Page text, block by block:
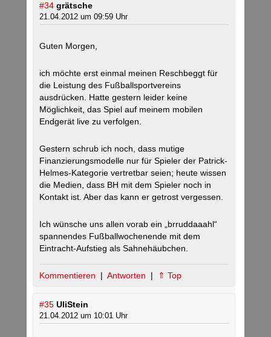
#34 grätsche
21.04.2012 um 09:59 Uhr
Guten Morgen,
ich möchte erst einmal meinen Reschbeggt für
die Leistung des Fußballsportvereins
ausdrücken. Hatte gestern leider keine
Möglichkeit, das Spiel auf meinem mobilen
Endgerät live zu verfolgen.
Gestern schrub ich noch, dass mutige
Finanzierungsmodelle nur für Spieler der Patrick-
Helmes-Kategorie vertretbar seien; heute wissen
die Medien, dass BH mit dem Spieler noch in
Kontakt ist. Aber das kann er getrost vergessen.
Ich wünsche uns allen vorab ein „brruddaaahl“
spannendes Fußballwochenende mit dem
Eintracht-Aufstieg als Sahnehäubchen.
Kommentieren | Antworten | ⇑ Top
#35 UliStein
21.04.2012 um 10:01 Uhr